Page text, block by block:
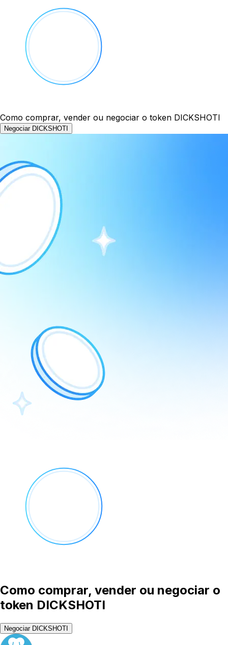
Como comprar, vender ou negociar o token DICKSHOTI
Negociar DICKSHOTI
Como comprar, vender ou negociar o
token DICKSHOTI
Negociar DICKSHOTI